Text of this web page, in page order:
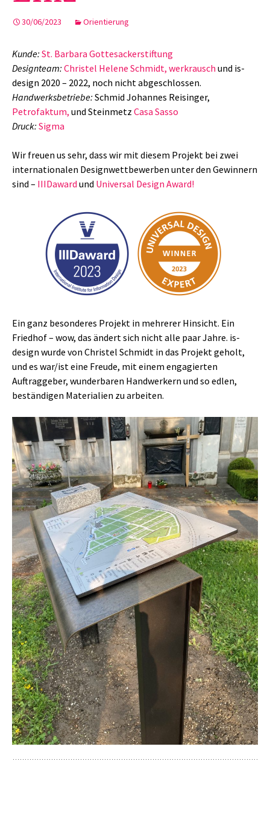
30/06/2023 Orientierung
Kunde: St. Barbara Gottesackerstiftung
Designteam: Christel Helene Schmidt, werkrausch und is-
design 2020 – 2022, noch nicht abgeschlossen.
Handwerksbetriebe: Schmid Johannes Reisinger,
Petrofaktum, und Steinmetz Casa Sasso
Druck: Sigma
Wir freuen us sehr, dass wir mit diesem Projekt bei zwei
internationalen Designwettbewerben unter den Gewinnern
sind – IIIDaward und Universal Design Award!
Ein ganz besonderes Projekt in mehrerer Hinsicht. Ein
Friedhof – wow, das ändert sich nicht alle paar Jahre. is-
design wurde von Christel Schmidt in das Projekt geholt,
und es war/ist eine Freude, mit einem engagierten
Auftraggeber, wunderbaren Handwerkern und so edlen,
beständigen Materialien zu arbeiten.